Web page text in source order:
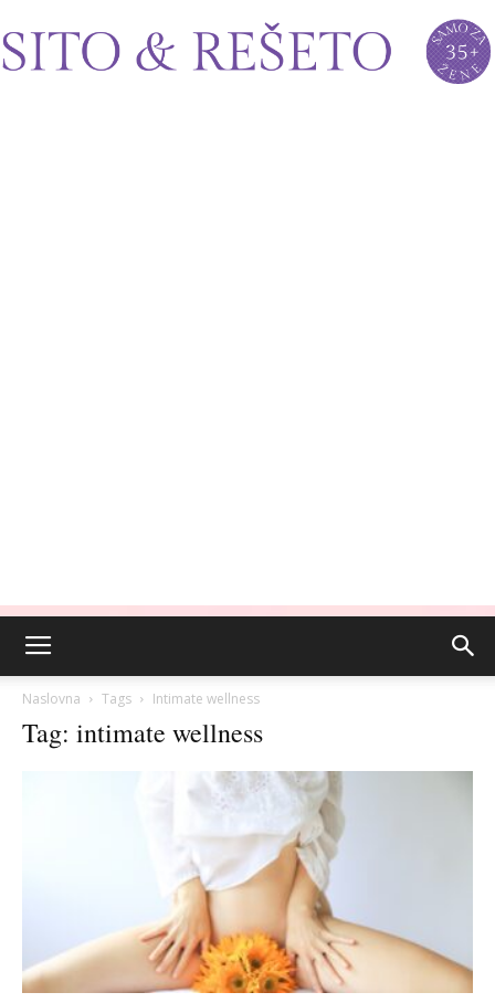
Naslovna Tags Intimate wellness
Tag: intimate wellness